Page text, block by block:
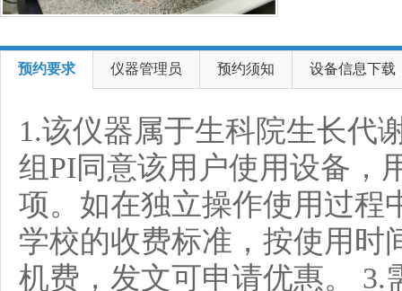
预约要求 仪器管理员 预约须知 设备信息下载
1.该仪器属于生科院生长代
组PI同意该用户使用设备，
项。如在独立操作使用过程
学校的收费标准，按使用时
机费，发文可申请优惠。